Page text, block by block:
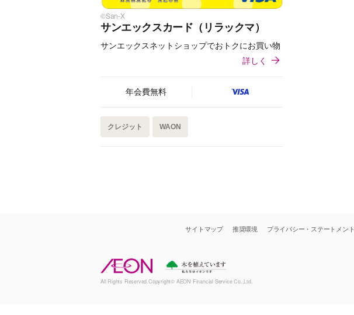
サンエックスカード（リラックマ）
©San-X
サンエックスネットショップでおトクにお買い物
詳しく
年会費無料
クレジット WAON
サイトマップ 推奨環境 プライバシー・ステートメント
All Rights Reserved.Copyright© AEON Financial Service Co.,Ltd.